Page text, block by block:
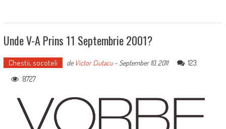
Unde V-A Prins 11 Septembrie 2001?
Chestii, socoteli de Victor Ciutacu- September 10, 2011
123
8727